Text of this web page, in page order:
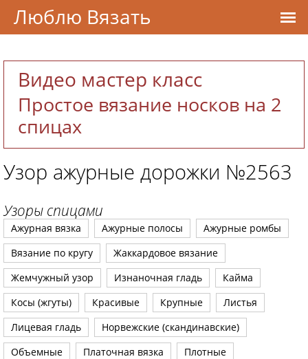
Видео мастер класс
Простое вязание носков на 2
спицах
Узор ажурные дорожки №2563
Узоры спицами
Ажурная вязка Ажурные полосы
Ажурные ромбы
Вязание по кругу
Жаккардовое вязание
Жемчужный узор
Изнаночная гладь
Кайма
Косы (жгуты)
Красивые Крупные
Листья
Лицевая гладь
Норвежские (скандинавские)
Объемные
Платочная вязка
Плотные
Люблю Вязать